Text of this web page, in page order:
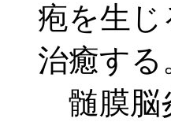
疱を生
治癒する
髄膜脳